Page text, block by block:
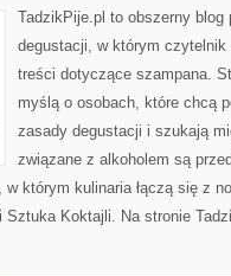
TadzikPije.pl to obszerny blog
degustacji, w którym
treści dotyczące szampana.
myślą o osobach, które chcą
zasady degustacji i szukają
związane z alkoholem są
którym kulinaria łączą się z
Koktajli. Na stronie